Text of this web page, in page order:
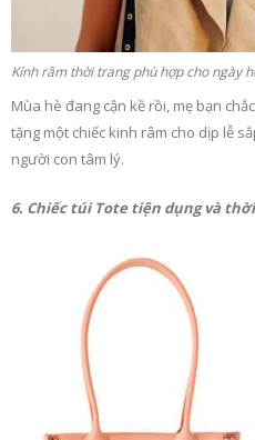
Kính râm thời trang phù hợp cho ngày
Mùa hè đang cận kề rồi, mẹ bạn
tặng một chiếc kinh râm cho dịp lễ
người con tâm lý.
6. Chiếc túi Tote tiện dụng và